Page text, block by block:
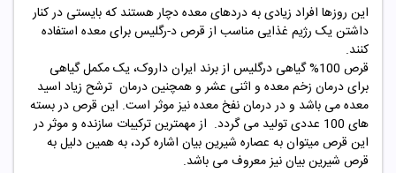
این روزها افراد زیادی به دردهای معده دچار هستند که بایستی در کنار
داشتن یک رژیم غذایی مناسب از قرص د-رگلیس برای معده استفاده
کنند.
قرص 100% گیاهی درگلیس از برند ایران داروک، یک مکمل گیاهی
برای درمان زخم معده و اثنی عشر و همچنین درمان ترشح زیاد اسید
معده می باشد و در درمان نفخ معده نیز موثر است. این قرص در بسته
های 100 عددی تولید می گردد. از مهمترین ترکیبات سازنده و موثر در
این قرص میتوان به عصاره شیرین بیان اشاره کرد، به همین دلیل به
قرص شیرین بیان نیز معروف می باشد.